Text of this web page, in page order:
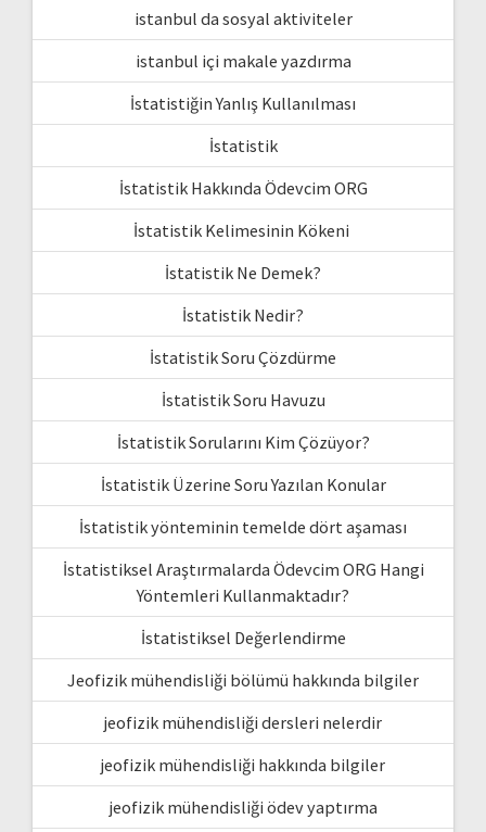
istanbul da sosyal aktiviteler
istanbul içi makale yazdırma
İstatistiğin Yanlış Kullanılması
İstatistik
İstatistik Hakkında Ödevcim ORG
İstatistik Kelimesinin Kökeni
İstatistik Ne Demek?
İstatistik Nedir?
İstatistik Soru Çözdürme
İstatistik Soru Havuzu
İstatistik Sorularını Kim Çözüyor?
İstatistik Üzerine Soru Yazılan Konular
İstatistik yönteminin temelde dört aşaması
İstatistiksel Araştırmalarda Ödevcim ORG Hangi
Yöntemleri Kullanmaktadır?
İstatistiksel Değerlendirme
Jeofizik mühendisliği bölümü hakkında bilgiler
jeofizik mühendisliği dersleri nelerdir
jeofizik mühendisliği hakkında bilgiler
jeofizik mühendisliği ödev yaptırma